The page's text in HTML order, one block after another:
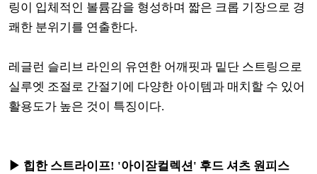
링이 입체적인 볼륨감을 형성하며 짧은 크롭 기장으로 경
쾌한 분위기를 연출한다.
레글런 슬리브 라인의 유연한 어깨핏과 밑단 스트링으로
실루엣 조절로 간절기에 다양한 아이템과 매치할 수 있어
활용도가 높은 것이 특징이다.
▶ 힙한 스트라이프! '아이잗컬렉션' 후드 셔츠 원피스